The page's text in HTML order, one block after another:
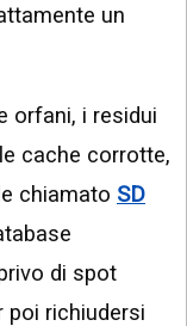
un
orfani, i residui
cache corrotte,
chiamato SD
di spot
poi richiudersi